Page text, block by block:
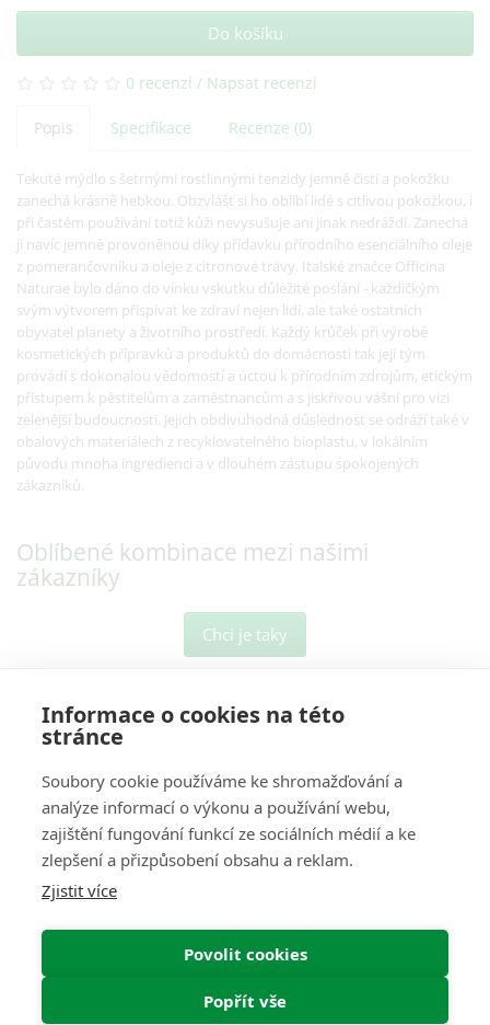
Informace o cookies na této
stránce
Soubory cookie používáme ke shromažďování a
analýze informací o výkonu a používání webu,
zajištění fungování funkcí ze sociálních médií a ke
zlepšení a přizpůsobení obsahu a reklam.
Zjistit více
Povolit cookies
Popřít vše
Do košíku
0 recenzí / Napsat recenzi
Popis Specifikace Recenze (0)
Tekuté mýdlo s šetrnými rostlinnými tenzidy jemně čistí a pokožku
zanechá krásně hebkou. Obzvlášť si ho oblíbí lidé s citlivou pokožkou, i
při častém používání totiž kůži nevysušuje ani jinak nedráždí. Zanechá
ji navíc jemně provoněnou díky přídavku přírodního esenciálního oleje
z pomerančovníku a oleje z citronové trávy. Italské značce Officina
Naturae bylo dáno do vínku vskutku důležité poslání - každičkým
svým výtvorem přispívat ke zdraví nejen lidí, ale také ostatních
obyvatel planety a životního prostředí. Každý krůček při výrobě
kosmetických přípravků a produktů do domácnosti tak její tým
provádí s dokonalou vědomostí a úctou k přírodním zdrojům, etickým
přístupem k pěstitelům a zaměstnancům a s jiskřivou vášní pro vizi
zelenější budoucnosti. Jejich obdivuhodná důslednost se odráží také v
obalových materiálech z recyklovatelného bioplastu, v lokálním
původu mnoha ingrediencí a v dlouhém zástupu spokojených
zákazníků.
Oblíbené kombinace mezi našimi
zákazníky
Chci je taky
O Nás
Pro Zákazníky